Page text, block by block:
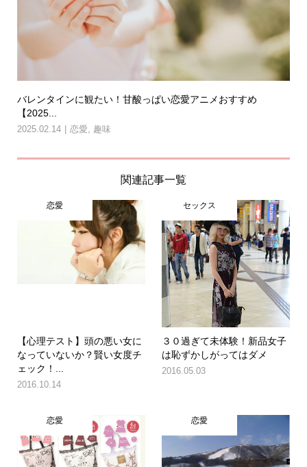
バレンタインに観たい！甘酸っぱい恋愛アニメおすすめ
【2025...
2025.02.14 恋愛 趣味
関連記事一覧
恋愛
【心理テスト】頭の悪い女に
なっていないか？賢い女度チ
ェック！...
2016.10.14
セックス
３０過ぎて未体験！新品女子
は恥ずかしがってはダメ
2016.05.03
恋愛 恋愛